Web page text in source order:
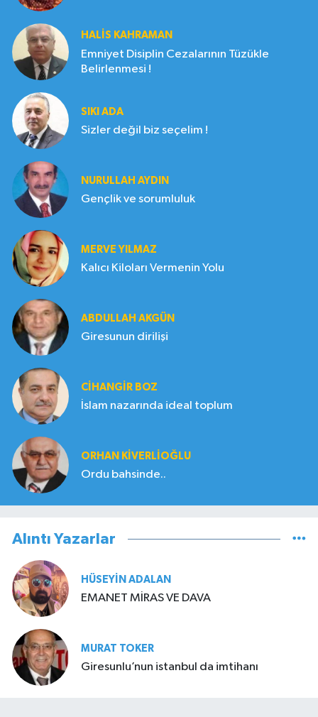
HALIS KAHRAMAN
Emniyet Disiplin Cezalarının Tüzükle
Belirlenmesi !
SIKI ADA
Sizler değil biz seçelim !
NURULLAH AYDIN
Gençlik ve sorumluluk
MERVE YILMAZ
Kalıcı Kiloları Vermenin Yolu
ABDULLAH AKGÜN
Giresunun dirilişi
CIHANGIR BOZ
İslam nazarında ideal toplum
ORHAN KIVERLIOĞLU
Ordu bahsinde..
Alıntı Yazarlar
HÜSEYIN ADALAN
EMANET MİRAS VE DAVA
MURAT TOKER
Giresunlu’nun istanbul da imtihanı